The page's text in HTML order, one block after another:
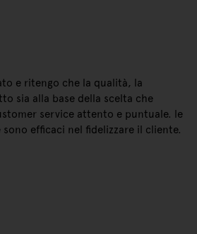
e ritengo che la qualità, la
sia alla base della scelta che
service attento e puntuale. le
efficaci nel fidelizzare il cliente.